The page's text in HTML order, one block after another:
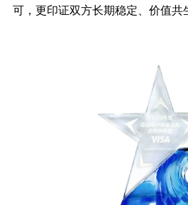
可，更印证双方长期稳定、价值共